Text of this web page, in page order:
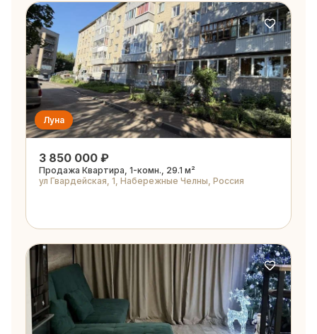
Луна
3 850 000 ₽
Продажа Квартира, 1-комн., 29.1 м²
ул Гвардейская, 1, Набережные Челны, Россия